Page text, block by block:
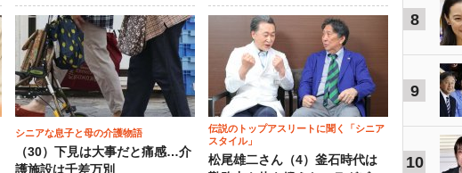
シニアな息子と母の介護物語
（30）下見は大事だと痛感…介
護施設は千差万別
伝説のトップアスリートに聞く「シニア
スタイル」
松尾雄二さん（4）釜石時代は
8
9
10